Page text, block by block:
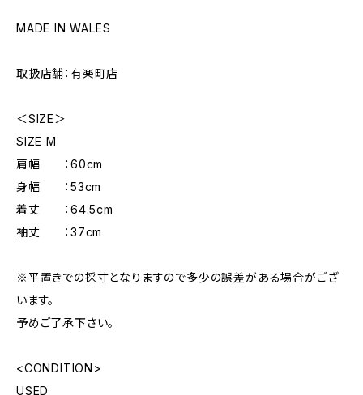
MADE IN WALES
取扱店舗：有楽町店
＜SIZE＞
SIZE M
肩幅 ：60cm
身幅 ：53cm
着丈 ：64.5cm
袖丈 ：37cm
※平置きでの採寸となりますので多少の誤差がある場合がござ
います。
予めご了承下さい。
<CONDITION>
USED